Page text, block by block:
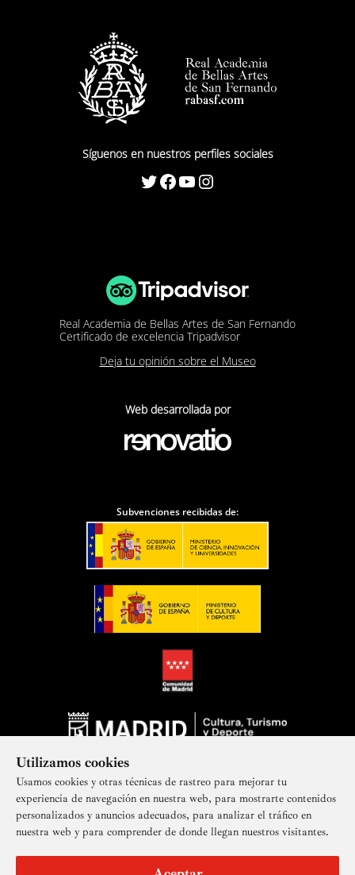
Utilizamos cookies
Usamos cookies y otras técnicas de rastreo para mejorar tu
experiencia de navegación en nuestra web, para mostrarte contenidos
personalizados y anuncios adecuados, para analizar el tráfico en
nuestra web y para comprender de donde llegan nuestros visitantes.
Síguenos en nuestros perfiles sociales
Twitter Facebook YouTube Instagram
Real Academia de Bellas Artes de San Fernando
Certificado de excelencia Tripadvisor
Deja tu opinión sobre el Museo
Web desarrollada por
Subvenciones recibidas de:
Suscríbete a nuestra newsletter